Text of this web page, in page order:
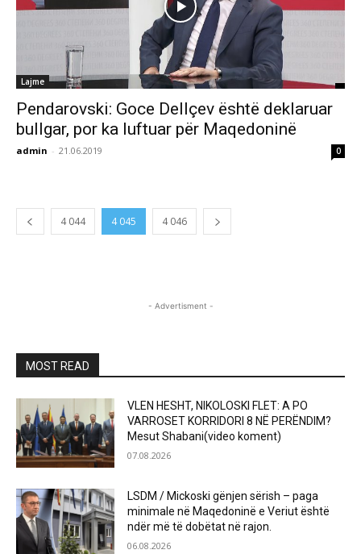
Lajme
Pendarovski: Goce Dellçev është deklaruar
bullgar, por ka luftuar për Maqedoninë
admin - 21.06.2019 0
4 044 4 045 4 046
- Advertisment -
MOST READ
VLEN HESHT, NIKOLOSKI FLET: A PO
VARROSET KORRIDORI 8 NË PERËNDIM?
Mesut Shabani(video koment)
07.08.2026
LSDM / Mickoski gënjen sërish – paga
minimale në Maqedoninë e Veriut është
ndër më të dobëtat në rajon.
06.08.2026